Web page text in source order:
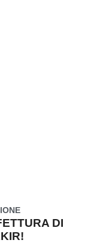
DI